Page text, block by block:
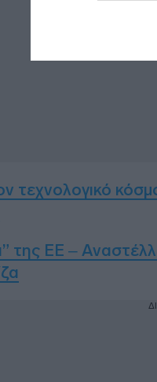
τεχνολογικό
της ΕΕ –